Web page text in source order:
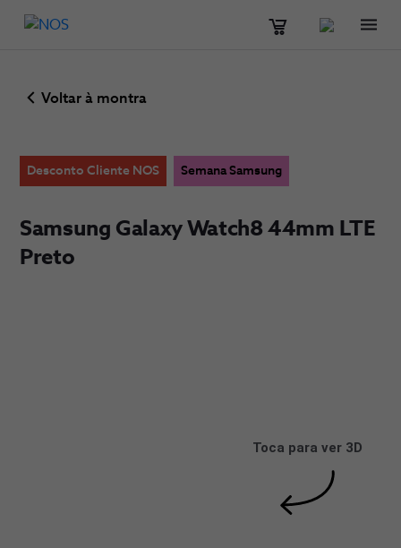
Voltar à montra
Desconto Cliente NOS Semana Samsung
Samsung Galaxy Watch8 44mm LTE
Preto
Toca para ver 3D